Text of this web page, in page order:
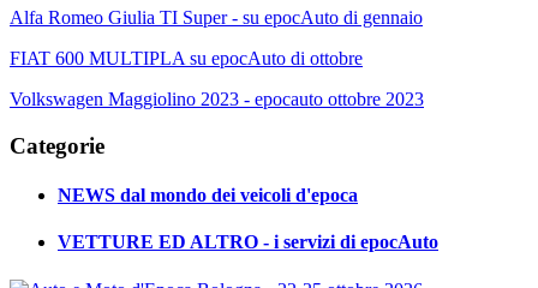
Alfa Romeo Giulia TI Super - su epocAuto di gennaio
FIAT 600 MULTIPLA su epocAuto di ottobre
Volkswagen Maggiolino 2023 - epocauto ottobre 2023
Categorie
NEWS dal mondo dei veicoli d'epoca
VETTURE ED ALTRO - i servizi di epocAuto